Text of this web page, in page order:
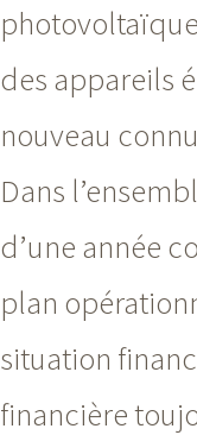
des appareils
nouveau
Dans
d’une année
plan
situation
financière